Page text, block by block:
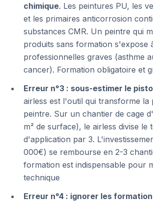
chimique. Les peintures PU, les
et les primaires anticorrosion
substances CMR. Un peintre qui
produits sans formation s'expose
professionnelles graves (asthme
cancer). Formation obligatoire et
Erreur n°3 : sous-estimer le
airless est l'outil qui transforme la
peintre. Sur un chantier de cage
m² de surface), le airless divise le
d'application par 3.
000€) se rembourse en 2-3
formation est indispensable pour
technique
Erreur n°4 : ignorer les